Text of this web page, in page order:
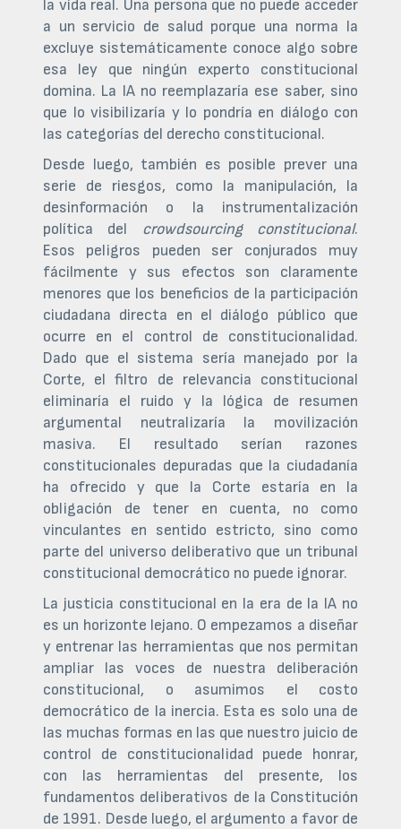
la vida real. Una persona que no puede acceder
a un servicio de salud porque una norma la
excluye sistemáticamente conoce algo sobre
esa ley que ningún experto constitucional
domina. La IA no reemplazaría ese saber, sino
que lo visibilizaría y lo pondría en diálogo con
las categorías del derecho constitucional.
Desde luego, también es posible prever una
serie de riesgos, como la manipulación, la
desinformación o la instrumentalización
política del crowdsourcing constitucional.
Esos peligros pueden ser conjurados muy
fácilmente y sus efectos son claramente
menores que los beneficios de la participación
ciudadana directa en el diálogo público que
ocurre en el control de constitucionalidad.
Dado que el sistema sería manejado por la
Corte, el filtro de relevancia constitucional
eliminaría el ruido y la lógica de resumen
argumental neutralizaría la movilización
masiva. El resultado serían razones
constitucionales depuradas que la ciudadanía
ha ofrecido y que la Corte estaría en la
obligación de tener en cuenta, no como
vinculantes en sentido estricto, sino como
parte del universo deliberativo que un tribunal
constitucional democrático no puede ignorar.
La justicia constitucional en la era de la IA no
es un horizonte lejano. O empezamos a diseñar
y entrenar las herramientas que nos permitan
ampliar las voces de nuestra deliberación
constitucional, o asumimos el costo
democrático de la inercia. Esta es solo una de
las muchas formas en las que nuestro juicio de
control de constitucionalidad puede honrar,
con las herramientas del presente, los
fundamentos deliberativos de la Constitución
de 1991. Desde luego, el argumento a favor de